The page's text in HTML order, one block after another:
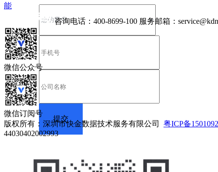
能
咨询电话： 400-8699-100 服务邮箱：
微信公众号
微信订阅号
版权所有：深圳市快金数据技术服务有限公司 粤ICP备
44030402002993